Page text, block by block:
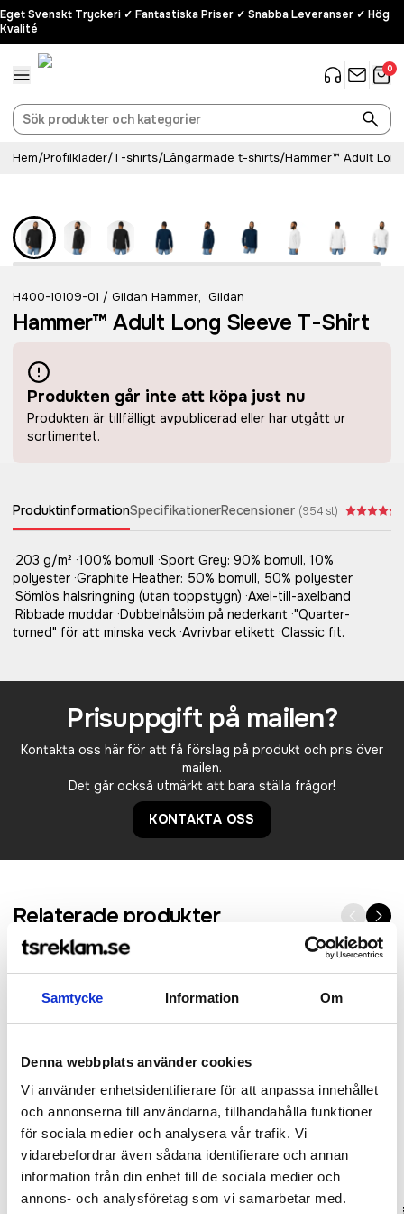
Samtycke Information Om
Denna webbplats använder cookies
Vi använder enhetsidentifierare för att anpassa innehållet
och annonserna till användarna, tillhandahålla funktioner
för sociala medier och analysera vår trafik. Vi
vidarebefordrar även sådana identifierare och annan
information från din enhet till de sociala medier och
annons- och analysföretag som vi samarbetar med.
Eget Svenskt Tryckeri ✓ Fantastiska Priser ✓ Snabba Leveranser ✓ Hög
Kvalité
0
Hem/Profilkläder/T-shirts/Långärmade t-shirts/Hammer™ Adult
H400-10109-01 / Gildan Hammer, Gildan
Hammer™ Adult Long Sleeve T-Shirt
Produkten går inte att köpa just nu
Produkten är tillfälligt avpublicerad eller har utgått ur
sortimentet.
ProduktinformationSpecifikationerRecensioner (954 st)
·203 g/m² ·100% bomull ·Sport Grey: 90% bomull, 10%
polyester ·Graphite Heather: 50% bomull, 50% polyester
·Sömlös halsringning (utan toppstygn) ·Axel-till-axelband
·Ribbade muddar ·Dubbelnålsöm på nederkant ·"Quarter-
turned" för att minska veck ·Avrivbar etikett ·Classic fit.
Prisuppgift på mailen?
Kontakta oss här för att få förslag på produkt och pris över
mailen.
Det går också utmärkt att bara ställa frågor!
KONTAKTA OSS
Relaterade produkter
Ultra Cotton Adult T-Shirt LS